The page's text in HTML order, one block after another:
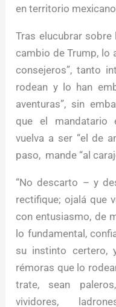
en territorio
Tras elucubrar
cambio de Trump, lo
consejeros”, tanto
rodean y lo han
aventuras”, sin
que el mandatario
vuelva a ser “el de
paso, mande “al
“No descarto – y
rectifique; ojalá que
con entusiasmo, de
lo fundamental,
su instinto certero,
rémoras que lo
trate, sean
vividores,